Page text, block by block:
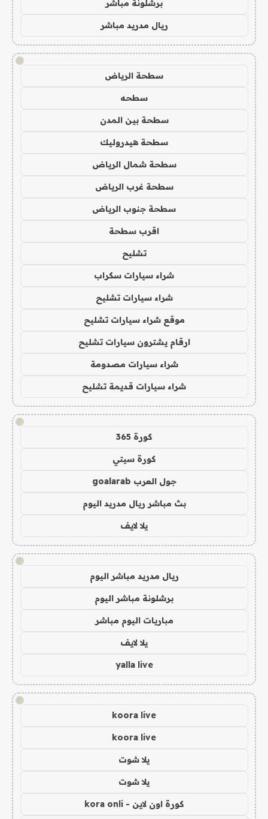
برشلونة مباشر
ريال مدريد مباشر
!
سطحة الرياض
سطحه
سطحة بين المدن
سطحة هيدروليك
سطحة شمال الرياض
سطحة غرب الرياض
سطحة جنوب الرياض
اقرب سطحة
تشليح
شراء سيارات سكراب
شراء سيارات تشليح
موقع شراء سيارات تشليح
ارقام يشترون سيارات تشليح
شراء سيارات مصدومة
شراء سيارات قديمة تشليح
!
كورة 365
كورة سيتي
جول العرب goalarab
بث مباشر ريال مدريد اليوم
يلا لايف
!
ريال مدريد مباشر اليوم
برشلونة مباشر اليوم
مباريات اليوم مباشر
يلا لايف
yalla live
!
koora live
koora live
يلا شوت
يلا شوت
كورة اون لاين - kora onli